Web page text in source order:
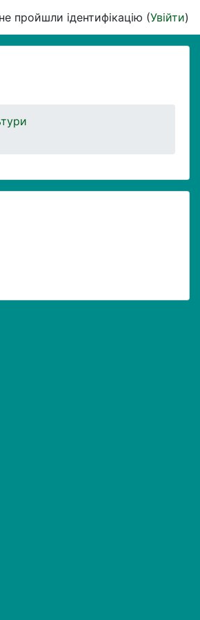
пройшли ідентифікацію (Увійти)